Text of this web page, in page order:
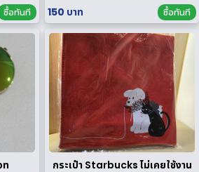
ซื้อทันที
150 บาท
ซื้อทันที
ท
กระเป๋า Starbucks ไม่เคยใช้งาน